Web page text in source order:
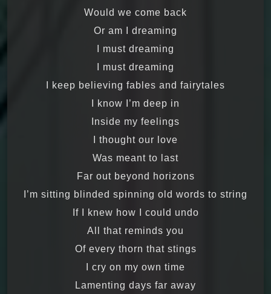
Would we come back
Or am I dreaming
I must dreaming
I must dreaming
I keep believing fables and fairytales
I know I’m deep in
Inside my feelings
I thought our love
Was meant to last
Far out beyond horizons
I’m sitting blinded spinning old words to string
If I knew how I could undo
All that reminds you
Of every thorn that stings
I cry on my own time
Lamenting days far away